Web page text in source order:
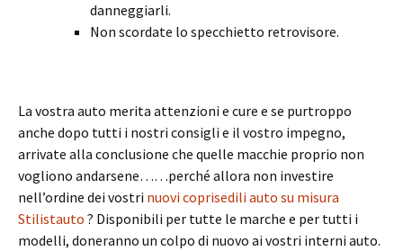
danneggiarli.
Non scordate lo specchietto retrovisore.
La vostra auto merita attenzioni e cure e se purtroppo
anche dopo tutti i nostri consigli e il vostro impegno,
arrivate alla conclusione che quelle macchie proprio non
vogliono andarsene……perché allora non investire
nell’ordine dei vostri nuovi coprisedili auto su misura
Stilistauto ? Disponibili per tutte le marche e per tutti i
modelli, doneranno un colpo di nuovo ai vostri interni auto.